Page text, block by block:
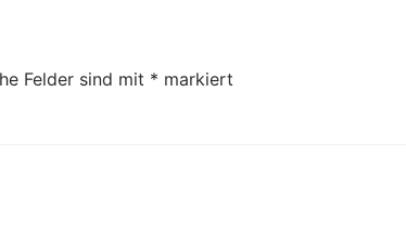
Felder sind mit * markiert